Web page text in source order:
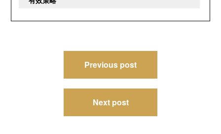
Previous post
Next post